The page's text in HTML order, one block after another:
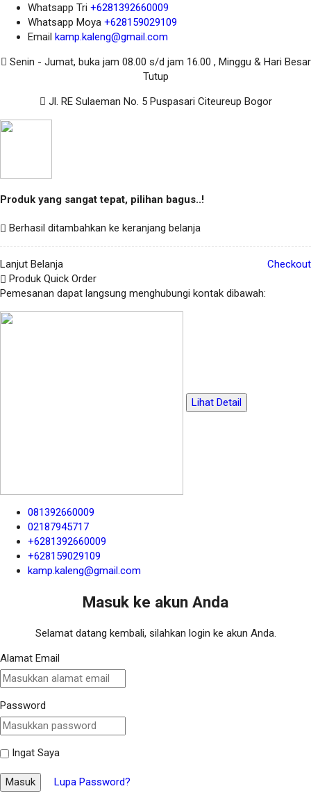
Whatsapp Tri +6281392660009
Whatsapp Moya +628159029109
Email kamp.kaleng@gmail.com
Senin - Jumat, buka jam 08.00 s/d jam 16.00 , Minggu & Hari Besar
Tutup
Jl. RE Sulaeman No. 5 Puspasari Citeureup Bogor
Produk yang sangat tepat, pilihan bagus..!
Berhasil ditambahkan ke keranjang belanja
Lanjut Belanja
Checkout
Produk Quick Order
Pemesanan dapat langsung menghubungi kontak dibawah:
Lihat Detail
081392660009
02187945717
+6281392660009
+628159029109
kamp.kaleng@gmail.com
Masuk ke akun Anda
Selamat datang kembali, silahkan login ke akun Anda.
Alamat Email
Password
Ingat Saya
Masuk Lupa Password?